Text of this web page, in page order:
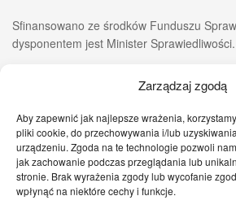
Zarządzaj zgodą
Aby zapewnić jak najlepsze wrażenia,
pliki cookie, do przechowywania i/lub
urządzeniu. Zgoda na te technologie pozwoli
jak zachowanie podczas przeglądania lub
stronie. Brak wyrażenia zgody lub wycofanie
wpłynąć na niektóre cechy i funkcje.
Sfinansowano ze środków Funduszu
dysponentem jest Minister Sprawiedliwości.